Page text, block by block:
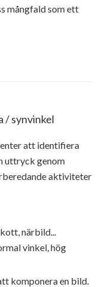
mångfald som ett
/ synvinkel
att identifiera
uttryck genom
aktiviteter
närbild...
vinkel, hög
komponera en bild.